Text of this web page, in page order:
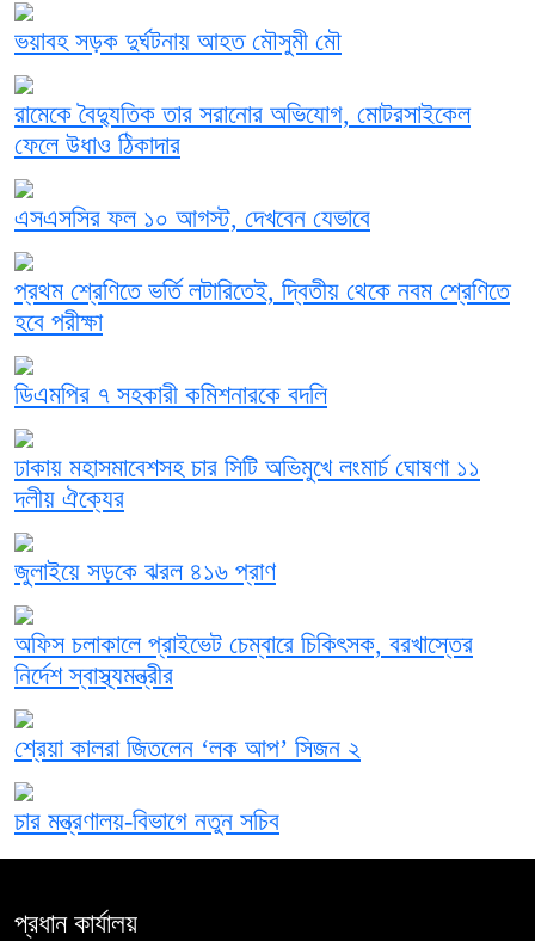
ভয়াবহ সড়ক দুর্ঘটনায় আহত মৌসুমী মৌ
রামেকে বৈদ্যুতিক তার সরানোর অভিযোগ, মোটরসাইকেল
ফেলে উধাও ঠিকাদার
এসএসসির ফল ১০ আগস্ট, দেখবেন যেভাবে
প্রথম শ্রেণিতে ভর্তি লটারিতেই, দ্বিতীয় থেকে নবম শ্রেণিতে
হবে পরীক্ষা
ডিএমপির ৭ সহকারী কমিশনারকে বদলি
ঢাকায় মহাসমাবেশসহ চার সিটি অভিমুখে লংমার্চ ঘোষণা ১১
দলীয় ঐক্যের
জুলাইয়ে সড়কে ঝরল ৪১৬ প্রাণ
অফিস চলাকালে প্রাইভেট চেম্বারে চিকিৎসক, বরখাস্তের
নির্দেশ স্বাস্থ্যমন্ত্রীর
শ্রেয়া কালরা জিতলেন ‘লক আপ’ সিজন ২
চার মন্ত্রণালয়-বিভাগে নতুন সচিব
প্রধান কার্যালয়